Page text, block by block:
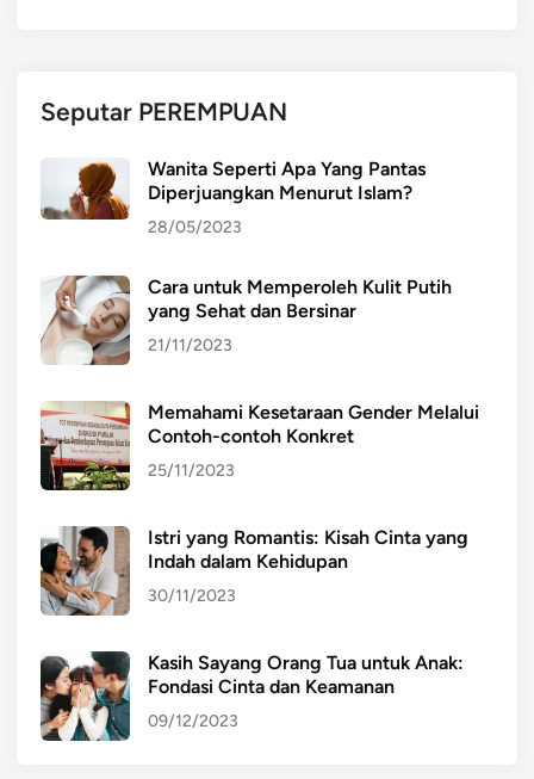
Seputar PEREMPUAN
Wanita Seperti Apa Yang Pantas
Diperjuangkan Menurut Islam?
28/05/2023
Cara untuk Memperoleh Kulit Putih
yang Sehat dan Bersinar
21/11/2023
Memahami Kesetaraan Gender Melalui
Contoh-contoh Konkret
25/11/2023
Istri yang Romantis: Kisah Cinta yang
Indah dalam Kehidupan
30/11/2023
Kasih Sayang Orang Tua untuk Anak:
Fondasi Cinta dan Keamanan
09/12/2023